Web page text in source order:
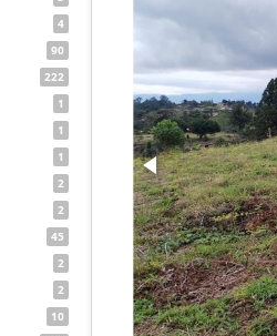
4
90
222
1
1
1
2
2
45
2
2
10